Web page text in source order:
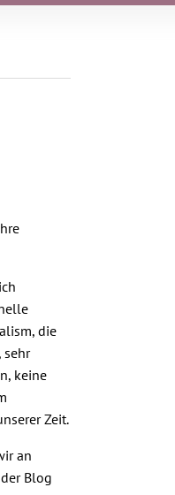
die
sehr
keine
Zeit.
an
Blog